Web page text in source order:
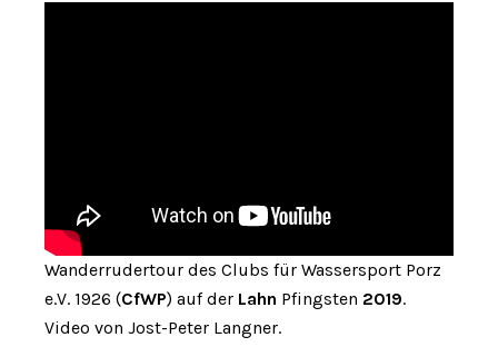
Wanderrudertour des Clubs für Wassersport Porz
e.V. 1926 (CfWP) auf der Lahn Pfingsten 2019.
Video von Jost-Peter Langner.